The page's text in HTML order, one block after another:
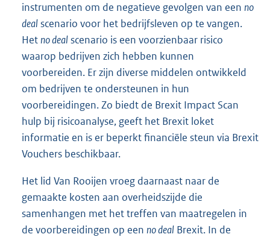
instrumenten om de negatieve gevolgen van een no
dealscenario voor het bedrijfsleven op te vangen.
Het no dealscenario is een voorzienbaar risico
waarop bedrijven zich hebben kunnen
voorbereiden. Er zijn diverse middelen ontwikkeld
om bedrijven te ondersteunen in hun
voorbereidingen. Zo biedt de Brexit Impact Scan
hulp bij risicoanalyse, geeft het Brexit loket
informatie en is er beperkt financiële steun via Brexit
Vouchers beschikbaar.
Het lid Van Rooijen vroeg daarnaast naar de
gemaakte kosten aan overheidszijde die
samenhangen met het treffen van maatregelen in
de voorbereidingen op een no deal Brexit. In de